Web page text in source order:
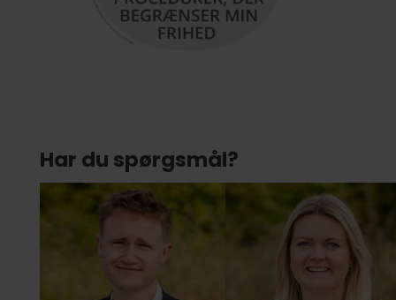
Har du spørgsmål?